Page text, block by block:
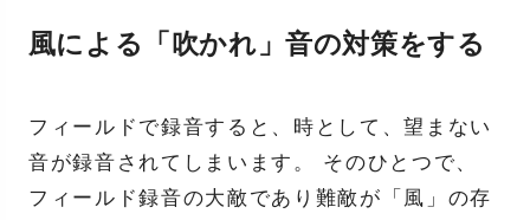
風による「吹かれ」音の対策をする
フィールドで録音すると、時として、望まない
音が録音されてしまいます。 そのひとつで、
フィールド録音の大敵であり難敵が「風」の存